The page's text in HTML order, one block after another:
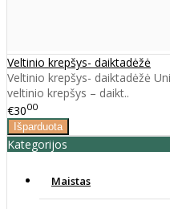
Veltinio krepšys- daiktadėžė
Veltinio krepšys- daiktadėžė
veltinio krepšys – daikt..
€3000
Kategorijos
Maistas